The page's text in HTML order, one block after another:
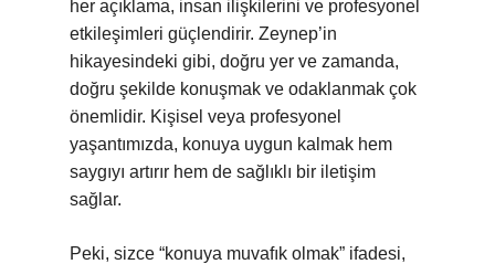
her açıklama, insan ilişkilerini ve profesyonel
etkileşimleri güçlendirir. Zeynep’in
hikayesindeki gibi, doğru yer ve zamanda,
doğru şekilde konuşmak ve odaklanmak çok
önemlidir. Kişisel veya profesyonel
yaşantımızda, konuya uygun kalmak hem
saygıyı artırır hem de sağlıklı bir iletişim
sağlar.
Peki, sizce “konuya muvafık olmak” ifadesi,